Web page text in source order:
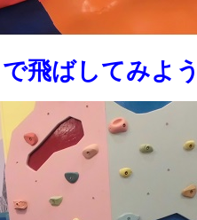
飛ばしてみよ